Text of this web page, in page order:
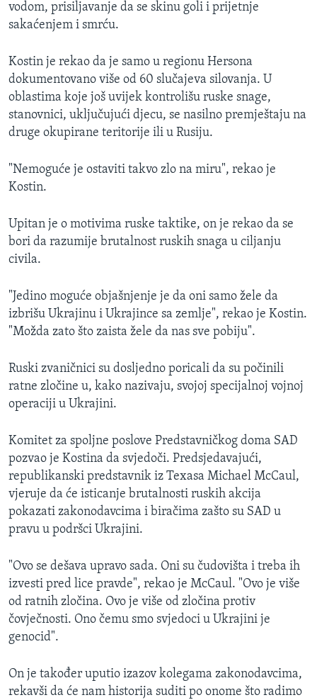
vodom, prisiljavanje da se skinu goli i prijetnje
sakaćenjem i smrću.
Kostin je rekao da je samo u regionu Hersona
dokumentovano više od 60 slučajeva silovanja. U
oblastima koje još uvijek kontrolišu ruske snage,
stanovnici, uključujući djecu, se nasilno premještaju na
druge okupirane teritorije ili u Rusiju.
"Nemoguće je ostaviti takvo zlo na miru", rekao je
Kostin.
Upitan je o motivima ruske taktike, on je rekao da se
bori da razumije brutalnost ruskih snaga u ciljanju
civila.
"Jedino moguće objašnjenje je da oni samo žele da
izbrišu Ukrajinu i Ukrajince sa zemlje", rekao je Kostin.
"Možda zato što zaista žele da nas sve pobiju".
Ruski zvaničnici su dosljedno poricali da su počinili
ratne zločine u, kako nazivaju, svojoj specijalnoj vojnoj
operaciji u Ukrajini.
Komitet za spoljne poslove Predstavničkog doma SAD
pozvao je Kostina da svjedoči. Predsjedavajući,
republikanski predstavnik iz Texasa Michael McCaul,
vjeruje da će isticanje brutalnosti ruskih akcija
pokazati zakonodavcima i biračima zašto su SAD u
pravu u podršci Ukrajini.
"Ovo se dešava upravo sada. Oni su čudovišta i treba ih
izvesti pred lice pravde", rekao je McCaul. "Ovo je više
od ratnih zločina. Ovo je više od zločina protiv
čovječnosti. Ono čemu smo svjedoci u Ukrajini je
genocid".
On je također uputio izazov kolegama zakonodavcima,
rekavši da će nam historija suditi po onome što radimo